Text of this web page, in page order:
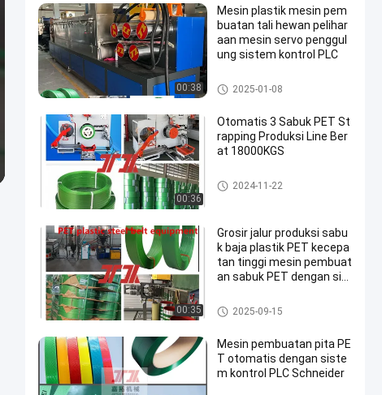
00:38
Mesin plastik mesin pem
buatan tali hewan pelihar
aan mesin servo penggul
ung sistem kontrol PLC
Mesin Pembuat Tali PET
2025-01-08
00:36
Otomatis 3 Sabuk PET St
rapping Produksi Line Ber
at 18000KGS
Mesin Pembuat Tali PET
2024-11-22
00:35
Grosir jalur produksi sabu
k baja plastik PET kecepa
tan tinggi mesin pembuat
an sabuk PET dengan sis
pengeringan
Mesin Pembuat Tali PET
2025-09-15
Mesin pembuatan pita PE
T otomatis dengan siste
m kontrol PLC Schneider